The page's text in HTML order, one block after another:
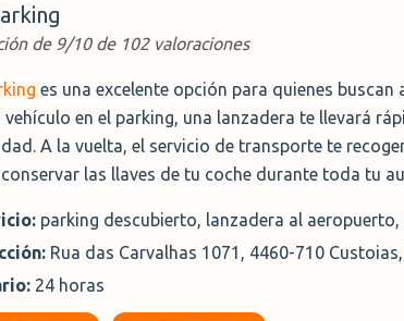
de 9/10 de 102 valoraciones
es una excelente opción para quienes
vehículo en el parking, una lanzadera te llevará
A la vuelta, el servicio de transporte te
las llaves de tu coche durante toda tu
parking descubierto, lanzadera al
Rua das Carvalhas 1071, 4460-710
24 horas